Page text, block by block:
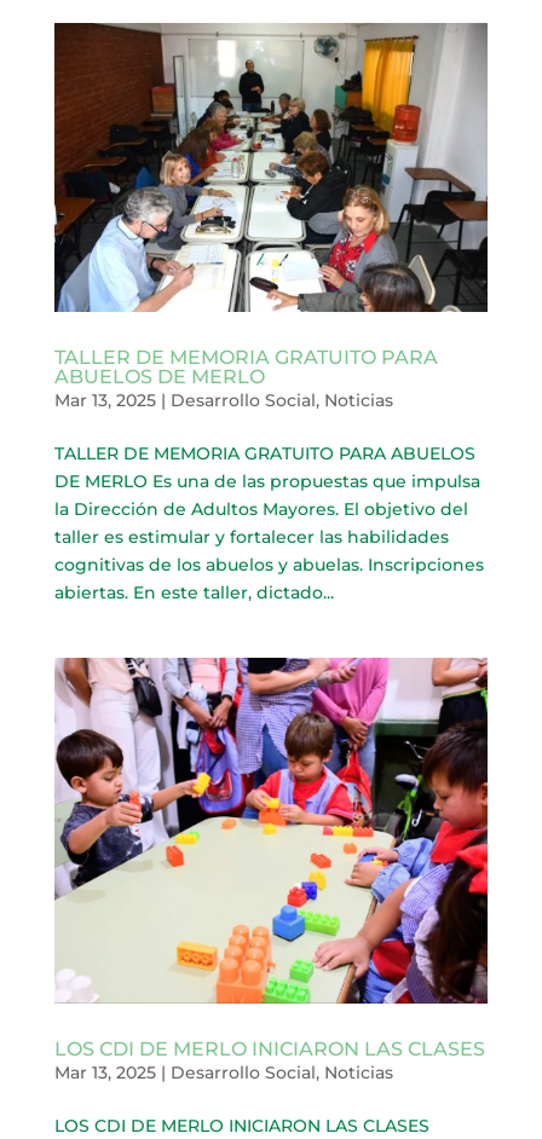
TALLER DE MEMORIA GRATUITO PARA
ABUELOS DE MERLO
Mar 13, 2025| Desarrollo Social, Noticias
TALLER DE MEMORIA GRATUITO PARA ABUELOS
DE MERLO Es una de las propuestas que impulsa
la Dirección de Adultos Mayores. El objetivo del
taller es estimular y fortalecer las habilidades
cognitivas de los abuelos y abuelas. Inscripciones
abiertas. En este taller, dictado...
LOS CDI DE MERLO INICIARON LAS CLASES
Mar 13, 2025| Desarrollo Social, Noticias
LOS CDI DE MERLO INICIARON LAS CLASES